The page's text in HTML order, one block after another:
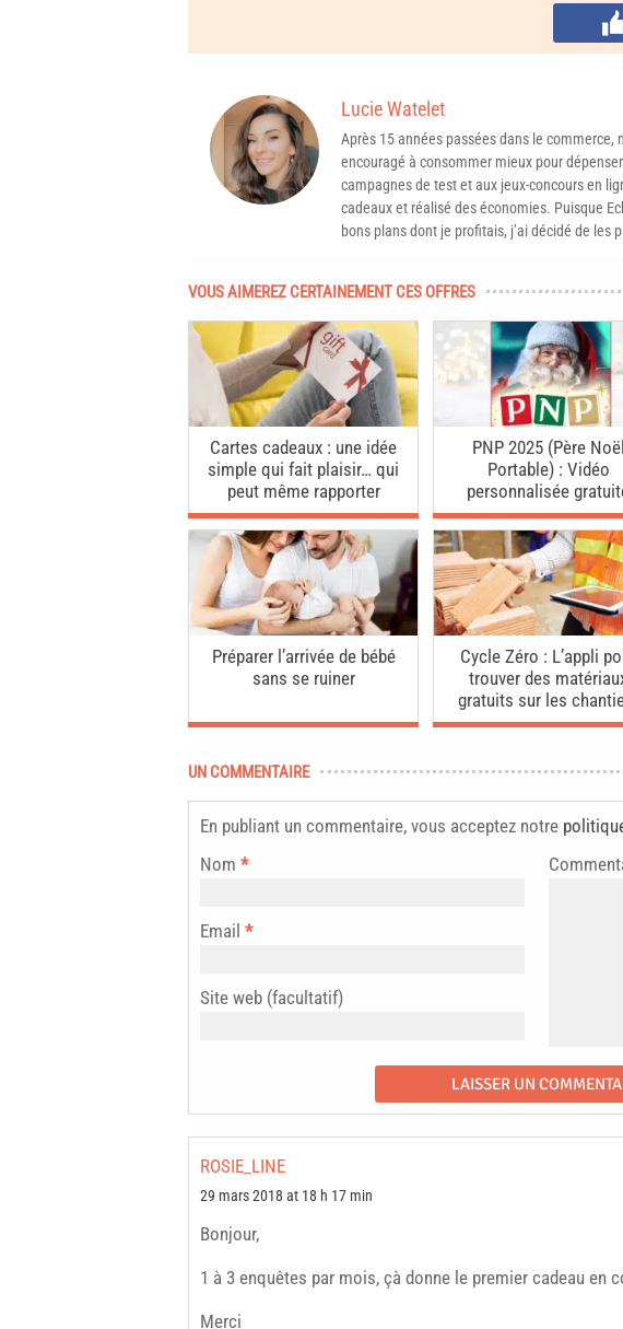
Lucie Watelet
Après 15 années passées dans le commerce,
encouragé à consommer mieux pour
campagnes de test et aux jeux-concours en
cadeaux et réalisé des économies. Puisque
bons plans dont je profitais, j’ai décidé de les
VOUS AIMEREZ CERTAINEMENT CES OFFRES
Cartes cadeaux : une idée
simple qui fait plaisir… qui
peut même rapporter
PNP 2025 (Père Noël
Portable) : Vidéo
personnalisée
Préparer l’arrivée de bébé
sans se ruiner
Cycle Zéro : L’appli
trouver des
gratuits sur les
UN COMMENTAIRE
En publiant un commentaire, vous acceptez notre
Nom *
Email *
Site web (facultatif)
ROSIE_LINE
29 mars 2018 at 18 h 17 min
Bonjour,
1 à 3 enquêtes par mois, çà donne le premier cadeau en
Merci